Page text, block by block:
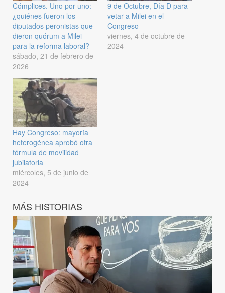
Cómplices. Uno por uno:
¿quiénes fueron los
diputados peronistas que
dieron quórum a Milei
para la reforma laboral?
sábado, 21 de febrero de
2026
9 de Octubre, Día D para
vetar a Milei en el
Congreso
viernes, 4 de octubre de
2024
Hay Congreso: mayoría
heterogénea aprobó otra
fórmula de movilidad
jubilatoria
miércoles, 5 de junio de
2024
MÁS HISTORIAS